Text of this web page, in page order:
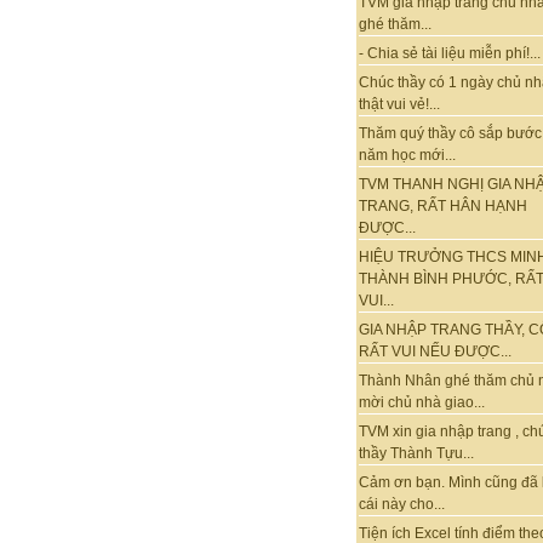
ghé thăm...
- Chia sẻ tài liệu miễn phí!...
Chúc thầy có 1 ngày chủ
thật vui vẻ!...
Thăm quý thầy cô sắp
năm học mới...
TVM THANH NGHỊ GIA
TRANG, RẤT HÂN HẠNH
ĐƯỢC...
HIỆU TRƯỞNG THCS
THÀNH BÌNH PHƯỚC, RẤT
VUI...
GIA NHẬP TRANG THẦY,
RẤT VUI NẾU ĐƯỢC...
Thành Nhân ghé thăm chủ
mời chủ nhà giao...
TVM xin gia nhập trang ,
thầy Thành Tựu...
Cảm ơn bạn. Mình cũng đã
cái này cho...
Tiện ích Excel tính điểm